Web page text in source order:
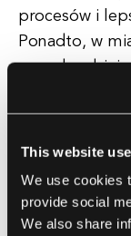
This website
We use cookies
provide social
We also share
procesów i
Ponadto, w
coraz bardziej
możemy
kwestie
tej technologii.
W miarę jak
stają się coraz